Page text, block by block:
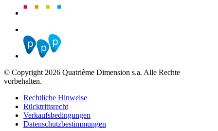
© Copyright 2026 Quatrième Dimension s.a. Alle Rechte
vorbehalten.
Rechtliche Hinweise
Rücktrittsrecht
Verkaufsbedingungen
Datenschutzbestimmungen